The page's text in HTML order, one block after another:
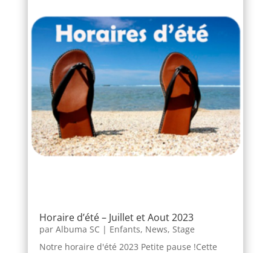
Horaire d’été – Juillet et Aout 2023
par Albuma SC | Enfants, News, Stage
Notre horaire d'été 2023 Petite pause !Cette